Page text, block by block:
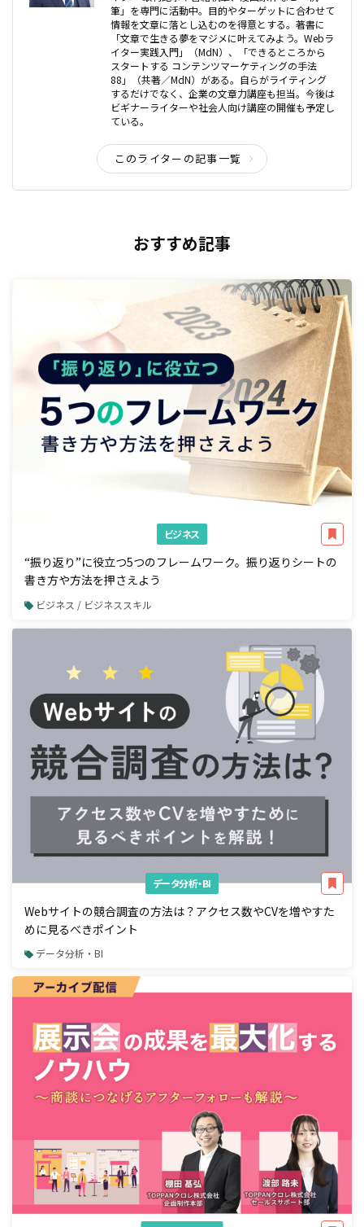
筆」を専門に活動中。目的やターゲットに合わせて
情報を文章に落とし込むのを得意とする。著書に
「文章で生きる夢をマジメに叶えてみよう。Webラ
イター実践入門」（MdN）、「できるところから
スタートする コンテンツマーケティングの手法
88」（共著／MdN）がある。自らがライティング
するだけでなく、企業の文章力講座も担当。今後は
ビギナーライターや社会人向け講座の開催も予定し
ている。
このライターの記事一覧
おすすめ記事
ビジネス
“振り返り”に役立つ5つのフレームワーク。振り返りシートの
書き方や方法を押さえよう
ビジネス / ビジネススキル
データ分析・BI
Webサイトの競合調査の方法は？アクセス数やCVを増やすた
めに見るべきポイント
データ分析・BI